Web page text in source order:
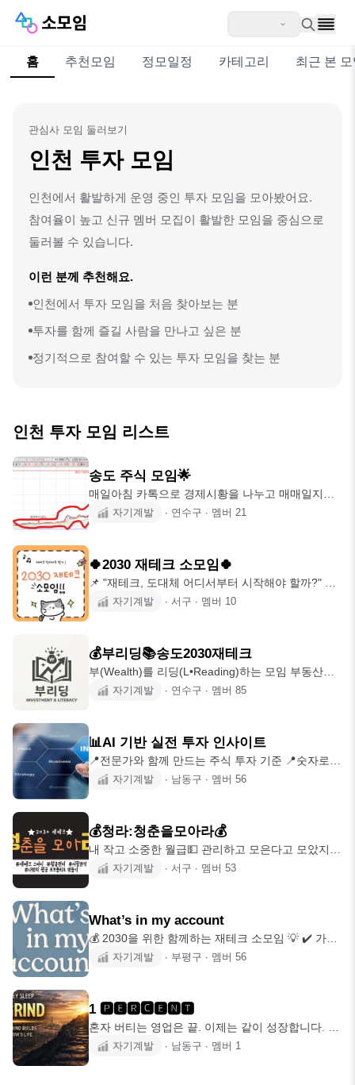
홈 추천모임 정모일정 카테고리 최근 본
관심사 모임 둘러보기
인천 투자 모임
인천에서 활발하게 운영 중인 투자 모임을 모아봤어요.
참여율이 높고 신규 멤버 모집이 활발한 모임을 중심으로
둘러볼 수 있습니다.
이런 분께 추천해요.
인천에서 투자 모임을 처음 찾아보는 분
투자를 함께 즐길 사람을 만나고 싶은 분
정기적으로 참여할 수 있는 투자 모임을 찾는 분
인천 투자 모임 리스트
송도 주식 모임🌟
매일아침 카톡으로 경제시황을 나누고 매매일지로
서로의 피드백을 공유하고 긍정적인 마인드로 서로
합니다 24시간 이내 자기소개 작성필
자기계발 ∙ 연수구 ∙ 멤버 21
🍀2030 재테크 소모임🍀
📌 "재테크, 도대체 어디서부터 시작해야 할까?" 주
변은 다 투자한다 하고, 나는 아직 통장 관리도 막막
최신 금융 이슈 공유 🙌 추천 대상 - 올바른 월급 관
리 시스템을 만들어 재테크를 하고 싶으신 분 - 주
식, 펀드, ETF의 차이점과 올바른 활용 방법을 모르
는데 배워보고 싶으신 분 - 어려운 금융 지식을 쉽고
자기계발 ∙ 서구 ∙ 멤버 10
💰부리딩📚송도2030재테크
부(Wealth)를 리딩(L•Reading)하는 모임 부동산🏠 |
주식📈 | 독서📚 | 💻SNS•AI | 👣임장 재테크,독서를
공감보단 성장에 필요한 대화를 지향합니다. 듣기
좋은 말보다 필요한 말을 나눕니다. ▪️월 2~4회 "송
도" 카페 • 스터디룸 등에서 진행 매일 단톡방에 경
제 • 마인드셋 관련 정보 제공 📱Daily Morning
자기계발 ∙ 연수구 ∙ 멤버 85
📊AI 기반 실전 투자 인사이트
📍전문가와 함께 만드는 주식 투자 기준 📍숫자로
판단하는 투자 기준 📍AI 기반 재무제표 기업 분석 ❗️
📈 주식 시장에서 돈이 어디로 움직이는지 숫자로
먼저 읽습니다. 👉 흔들리지 않는 투자 기준이 생깁
니다. 📍AI로 기업 분석과 투자 판단을 검증하고, 회
계사 시선으로 돈의 흐름과 산업 구조를 숫자로 해
자기계발 ∙ 남동구 ∙ 멤버 56
💰청라:청춘을모아라💰
내 작고 소중한 월급💵 관리하고 모은다고 모았지만
사라진 내 월급⁉️ 🗣내 돈 모으기를 위한 금융 현직
에서 주식왕 되기👑 ❗️내집마련, 부동산 투자 알아보
기🏠 ❗️경제기사 함께 읽기📰 💡심심할때 번개로 맥
주한잔까지~~ 지나간 청춘을 후회하지 말고 청춘일
때 관리하자!! ✅가입인사 필수 ✅공지사항 필수
자기계발 ∙ 서구 ∙ 멤버 53
What’s in my account
💰 2030을 위한 함께하는 재테크 소모임 💡 ✔️ 가입
인사, 게시판 확인 필수 요즘 ‘부’와 관련된 책이 쏟
단 하나, ✔️ 결단력 있게 시작하고 ✔️ 남들보다 한발
빠르게 움직이며 ✔️ 전략적으로 투자하는 것 이 소
모임은 금융권 현직자가 직접 여러분이 평범한 방법
에서 벗어나 ‘진짜 부를 만드는 전략’을 세울 수 있도
자기계발 ∙ 부평구 ∙ 멤버 56
1 🅿🅴🆁🅲🅴🅽🆃
혼자 버티는 영업은 끝. 이제는 같이 성장합니다. ✔️
실적이 들쑥날쑥한 분 ✔️ 방향이 흔들리는 분 ✔️ 제
자기계발 ∙ 남동구 ∙ 멤버 1